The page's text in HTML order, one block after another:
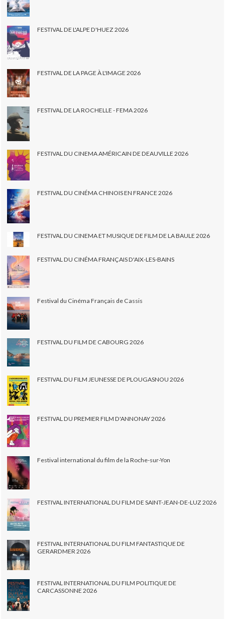
FESTIVAL DE L'ALPE D'HUEZ 2026
FESTIVAL DE LA PAGE À L'IMAGE 2026
FESTIVAL DE LA ROCHELLE - FEMA 2026
FESTIVAL DU CINEMA AMÉRICAIN DE DEAUVILLE 2026
FESTIVAL DU CINÉMA CHINOIS EN FRANCE 2026
FESTIVAL DU CINEMA ET MUSIQUE DE FILM DE LA BAULE 2026
FESTIVAL DU CINÉMA FRANÇAIS D'AIX-LES-BAINS
Festival du Cinéma Français de Cassis
FESTIVAL DU FILM DE CABOURG 2026
FESTIVAL DU FILM JEUNESSE DE PLOUGASNOU 2026
FESTIVAL DU PREMIER FILM D'ANNONAY 2026
Festival international du film de la Roche-sur-Yon
FESTIVAL INTERNATIONAL DU FILM DE SAINT-JEAN-DE-LUZ 2026
FESTIVAL INTERNATIONAL DU FILM FANTASTIQUE DE
GERARDMER 2026
FESTIVAL INTERNATIONAL DU FILM POLITIQUE DE
CARCASSONNE 2026